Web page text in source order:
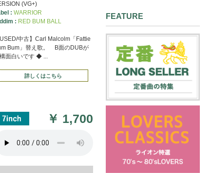
(VG+)
: WARRIOR
: RED BUM BALL
USED/中古】Carl Malcolm「Fattie
Bum」替え歌。 B面のDUBが
面白いです ◆ ...
詳しくはこちら
￥ 1,700
FEATURE